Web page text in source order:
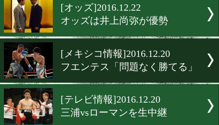
最大番狂わせは内山戦
[オッズ]2016.12.25
コラレスが内山高志をオッ
リード
[オッズ]2016.12.22
オッズは井上尚弥が優勢